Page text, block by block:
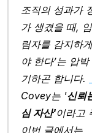
조직의 성과가
가 생겼을 때,
림자를 감지하
야 한다’는 압
기하곤 합니다.
Covey는 '신뢰
심 자산'이라고
이번 글에서는